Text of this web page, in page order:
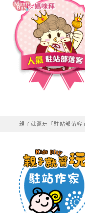
親子就醬玩「駐站部落客」